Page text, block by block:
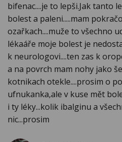
bifenac....je to lepši.Jak tanto
bolest a paleni.....mam
ozařkach....muže to všechno
lékaáře moje bolest je
k neurologovi....ten zas k
a na povrch mam nohy jako
kotnikach otekle....prosim o
ufnukanka,ale v kuse mět
i ty léky...kolik ibalginu a
nic...prosim